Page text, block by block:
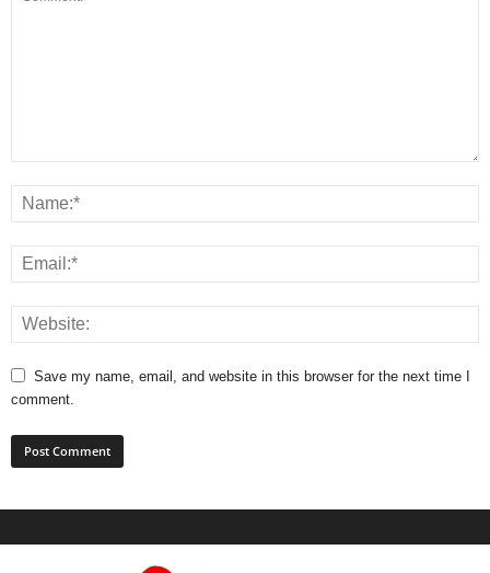
Save my name, email, and website in this browser for the next time I
comment.